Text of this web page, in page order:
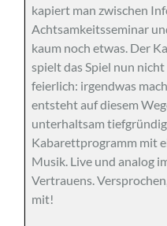
kapiert man zwischen
Achtsamkeitsseminar
kaum noch etwas. Der
spielt das Spiel nun
feierlich: irgendwas
entsteht auf diesem
unterhaltsam
Kabarettprogramm mit
Musik. Live und analog
Vertrauens.
mit!